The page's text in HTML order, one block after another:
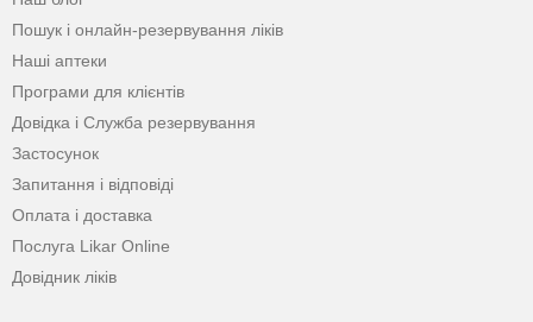
Пошук і онлайн-резервування ліків
Наші аптеки
Програми для клієнтів
Довідка і Служба резервування
Застосунок
Запитання і відповіді
Оплата і доставка
Послуга Likar Online
Довідник ліків